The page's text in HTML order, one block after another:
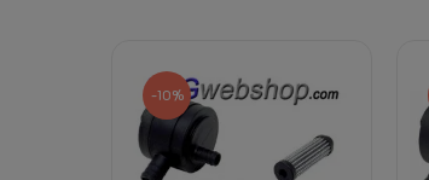
-10%